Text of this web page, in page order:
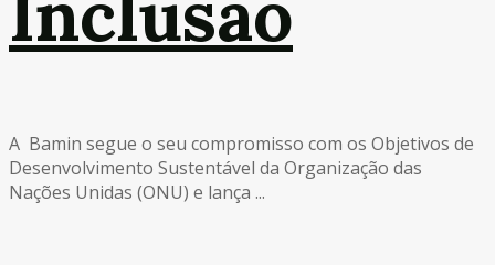
A Bamin segue o seu compromisso com os Objetivos de
Desenvolvimento Sustentável da Organização das
Nações Unidas (ONU) e lança ...